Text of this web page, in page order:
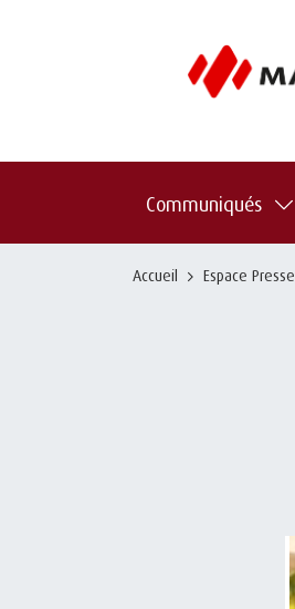
Communiqués
Accueil Espace Presse